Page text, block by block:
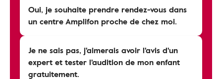
Oui, je souhaite prendre rendez-vous dans
un centre Amplifon proche de chez moi.
Je ne sais pas, j'aimerais avoir l'avis d'un
expert et tester l'audition de mon enfant
gratuitement.